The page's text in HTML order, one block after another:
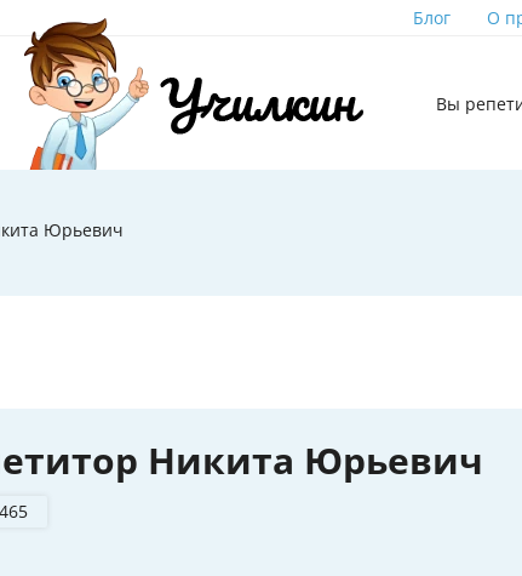
Блог О
Вы
Юрьевич
Никита Юрьевич